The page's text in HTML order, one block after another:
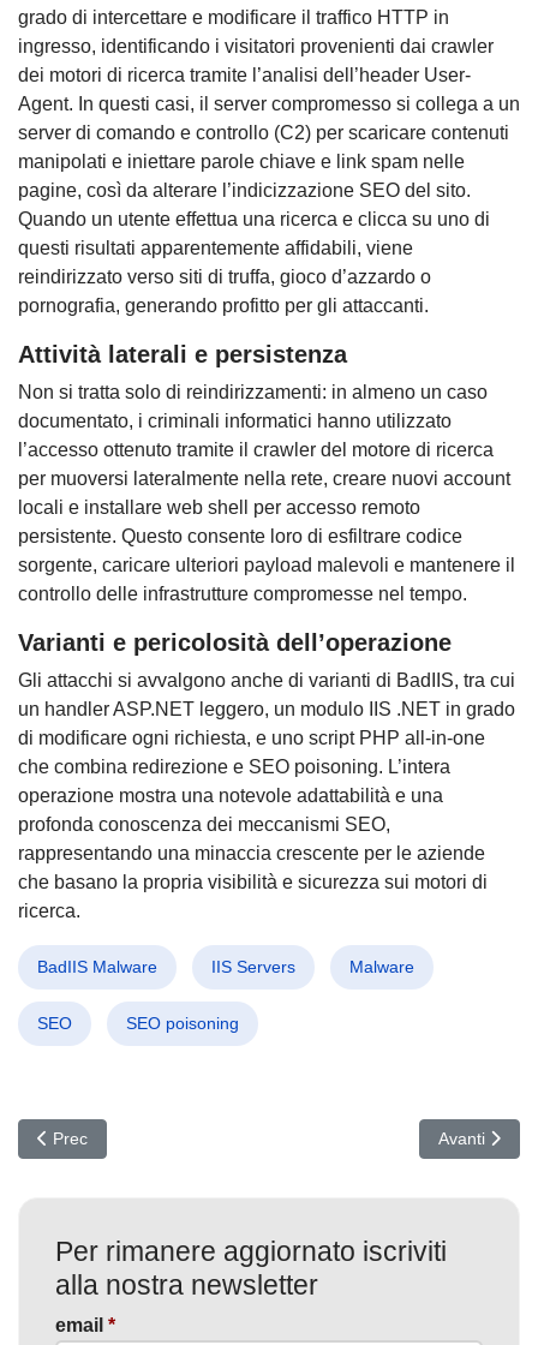
grado di intercettare e modificare il traffico HTTP in
ingresso, identificando i visitatori provenienti dai crawler
dei motori di ricerca tramite l’analisi dell’header User-
Agent. In questi casi, il server compromesso si collega a un
server di comando e controllo (C2) per scaricare contenuti
manipolati e iniettare parole chiave e link spam nelle
pagine, così da alterare l’indicizzazione SEO del sito.
Quando un utente effettua una ricerca e clicca su uno di
questi risultati apparentemente affidabili, viene
reindirizzato verso siti di truffa, gioco d’azzardo o
pornografia, generando profitto per gli attaccanti.
Attività laterali e persistenza
Non si tratta solo di reindirizzamenti: in almeno un caso
documentato, i criminali informatici hanno utilizzato
l’accesso ottenuto tramite il crawler del motore di ricerca
per muoversi lateralmente nella rete, creare nuovi account
locali e installare web shell per accesso remoto
persistente. Questo consente loro di esfiltrare codice
sorgente, caricare ulteriori payload malevoli e mantenere il
controllo delle infrastrutture compromesse nel tempo.
Varianti e pericolosità dell’operazione
Gli attacchi si avvalgono anche di varianti di BadIIS, tra cui
un handler ASP.NET leggero, un modulo IIS .NET in grado
di modificare ogni richiesta, e uno script PHP all-in-one
che combina redirezione e SEO poisoning. L’intera
operazione mostra una notevole adattabilità e una
profonda conoscenza dei meccanismi SEO,
rappresentando una minaccia crescente per le aziende
che basano la propria visibilità e sicurezza sui motori di
ricerca.
BadIIS Malware IIS Servers Malware
SEO SEO poisoning
Articolo precedente: RedNovember colpisce: Cyber spionaggio
Prec Articolo
Avanti
Per rimanere aggiornato iscriviti
alla nostra newsletter
email *